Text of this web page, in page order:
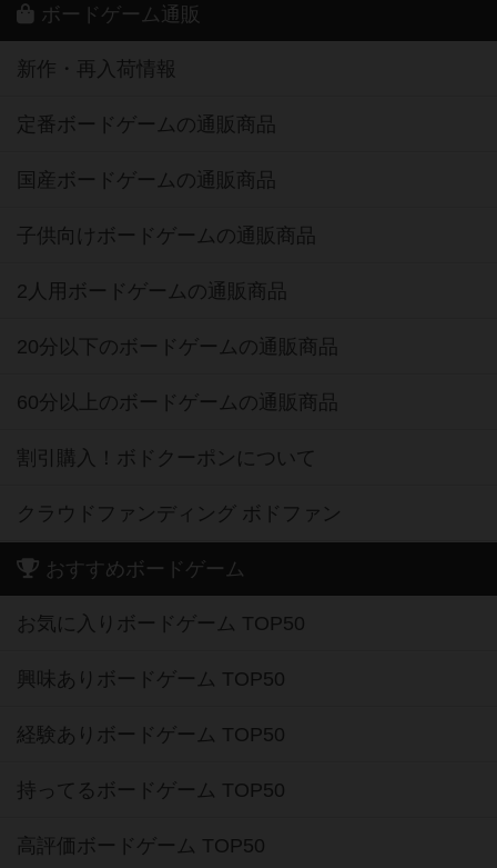
ボードゲーム通販
新作・再入荷情報
定番ボードゲームの通販商品
国産ボードゲームの通販商品
子供向けボードゲームの通販商品
2人用ボードゲームの通販商品
20分以下のボードゲームの通販商品
60分以上のボードゲームの通販商品
割引購入！ボドクーポンについて
クラウドファンディング ボドファン
おすすめボードゲーム
お気に入りボードゲーム TOP50
興味ありボードゲーム TOP50
経験ありボードゲーム TOP50
持ってるボードゲーム TOP50
高評価ボードゲーム TOP50